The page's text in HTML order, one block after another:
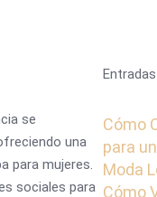
se
una
para mujeres.
sociales para
Cómo
para
Moda
Cómo